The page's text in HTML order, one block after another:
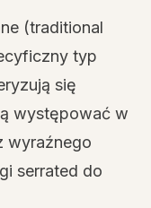
(traditional
typ
się
występować w
wyraźnego
serrated do